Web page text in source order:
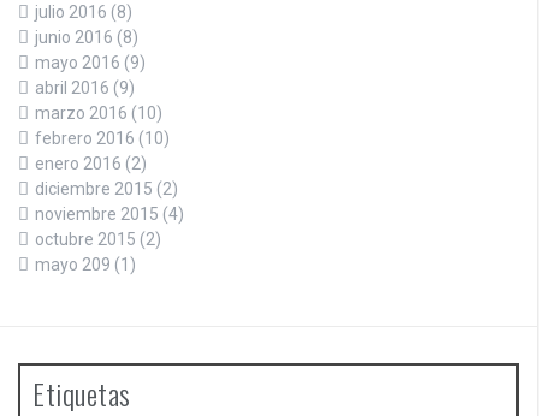
julio 2016 (8)
junio 2016 (8)
mayo 2016 (9)
abril 2016 (9)
marzo 2016 (10)
febrero 2016 (10)
enero 2016 (2)
diciembre 2015 (2)
noviembre 2015 (4)
octubre 2015 (2)
mayo 209 (1)
Etiquetas